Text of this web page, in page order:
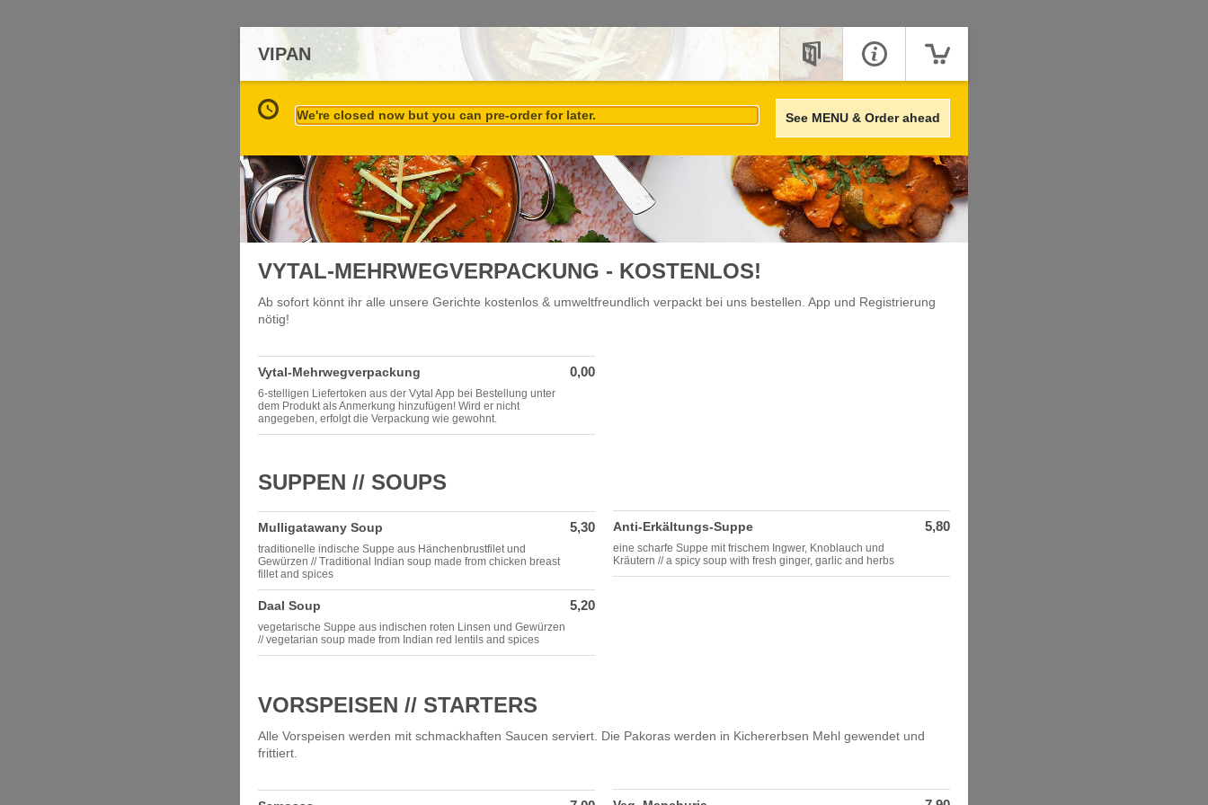
VIPAN
We're closed now but you can pre-order for later. See MENU & Order ahead
VYTAL-MEHRWEGVERPACKUNG - KOSTENLOS!
Ab sofort könnt ihr alle unsere Gerichte kostenlos & umweltfreundlich verpackt bei uns bestellen. App und Registrierung
nötig!
Vytal-Mehrwegverpackung
6-stelligen Liefertoken aus der Vytal App bei Bestellung unter
dem Produkt als Anmerkung hinzufügen! Wird er nicht
angegeben, erfolgt die Verpackung wie gewohnt.
0,00
SUPPEN // SOUPS
Mulligatawany Soup
traditionelle indische Suppe aus Hänchenbrustfilet und
Gewürzen // Traditional Indian soup made from chicken breast
fillet and spices
5,30
Daal Soup
vegetarische Suppe aus indischen roten Linsen und Gewürzen
// vegetarian soup made from Indian red lentils and spices
5,20
Anti-Erkältungs-Suppe
eine scharfe Suppe mit frischem Ingwer, Knoblauch und
Kräutern // a spicy soup with fresh ginger, garlic and herbs
5,80
VORSPEISEN // STARTERS
Alle Vorspeisen werden mit schmackhaften Saucen serviert. Die Pakoras werden in Kichererbsen Mehl gewendet und
frittiert.